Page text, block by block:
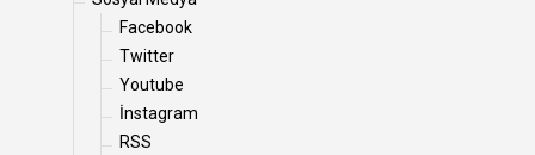
Facebook
Twitter
Youtube
İnstagram
RSS